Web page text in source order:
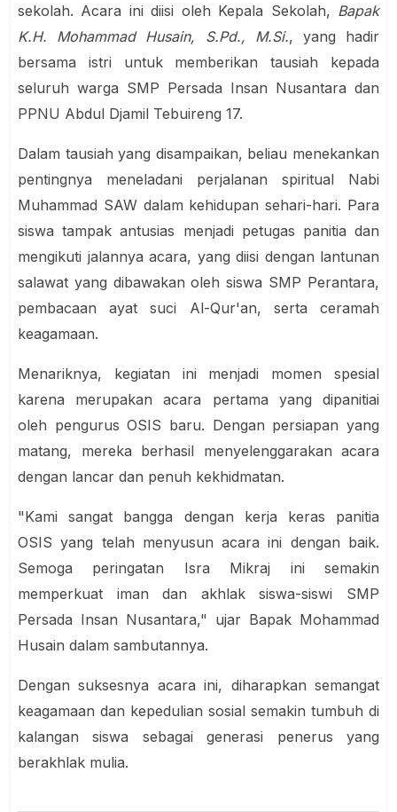
sekolah. Acara ini diisi oleh Kepala Sekolah, Bapak
K.H. Mohammad Husain, S.Pd., M.Si., yang hadir
bersama istri untuk memberikan tausiah kepada
seluruh warga SMP Persada Insan Nusantara dan
PPNU Abdul Djamil Tebuireng 17.
Dalam tausiah yang disampaikan, beliau menekankan
pentingnya meneladani perjalanan spiritual Nabi
Muhammad SAW dalam kehidupan sehari-hari. Para
siswa tampak antusias menjadi petugas panitia dan
mengikuti jalannya acara, yang diisi dengan lantunan
salawat yang dibawakan oleh siswa SMP Perantara,
pembacaan ayat suci Al-Qur'an, serta ceramah
keagamaan.
Menariknya, kegiatan ini menjadi momen spesial
karena merupakan acara pertama yang dipanitiai
oleh pengurus OSIS baru. Dengan persiapan yang
matang, mereka berhasil menyelenggarakan acara
dengan lancar dan penuh kekhidmatan.
"Kami sangat bangga dengan kerja keras panitia
OSIS yang telah menyusun acara ini dengan baik.
Semoga peringatan Isra Mikraj ini semakin
memperkuat iman dan akhlak siswa-siswi SMP
Persada Insan Nusantara," ujar Bapak Mohammad
Husain dalam sambutannya.
Dengan suksesnya acara ini, diharapkan semangat
keagamaan dan kepedulian sosial semakin tumbuh di
kalangan siswa sebagai generasi penerus yang
berakhlak mulia.